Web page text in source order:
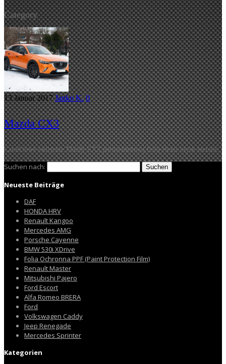
Category
13 Januar 2017 Janko K. 0
Mazda CX3
Całościowe oklejenie Mazdy CX3 pomarańczową folią Hexis błysk metalic.
Suchen nach:
Neueste Beiträge
DAF
HONDA HRV
Renault Kangoo
Mercedes AMG
Porsche Cayenne
BMW 530i XDrive
Folia Ochronna PPF (Paint Protection Film)
Renault Master
Mitsubishi Pajero
Ford Escort
Alfa Romeo BRERA
Ford
Volkswagen Caddy
Jeep Renegade
Mercedes Sprinter
Kategorien